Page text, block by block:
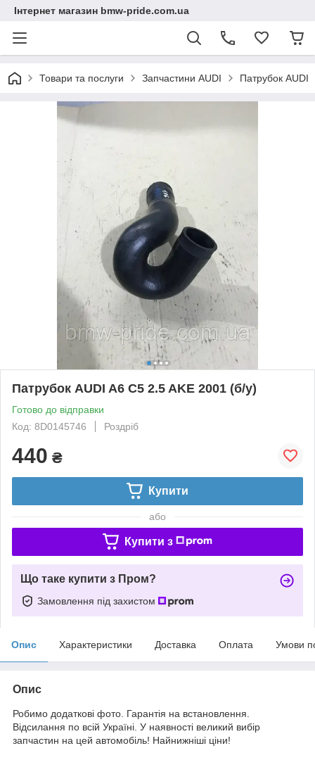
Інтернет магазин bmw-pride.com.ua
Товари та послуги Запчастини AUDI Патрубок AUDI
Патрубок AUDI A6 C5 2.5 AKE 2001 (б/у)
Готово до відправки
Код: 8D0145746
Роздріб
440 ₴
Купити
або
Купити з
Що таке купити з Пром?
Замовлення під захистом
Опис Характеристики Доставка Оплата Умови
Опис
Робимо додаткові фото. Гарантія на встановлення.
Відсилання по всій Україні. У наявності великий вибір
запчастин на цей автомобіль! Найнижніші ціни!